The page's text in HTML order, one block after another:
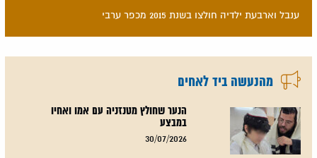
ענבל וארבעת ילדיה חולצו בשנת 2015 מכפר ערבי
מהנעשה ביד לאחים
הנער שחולץ מטנזניה עם אמו ואחיו
במבצע
30/07/2026